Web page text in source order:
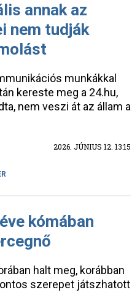
annak az
nem tudják
munkákkal
kereste meg a 24.hu,
nem veszi át az állam a
2026. JÚNIUS 12. 13:15
kómában
halt meg, korábban
szerepet játszhatott